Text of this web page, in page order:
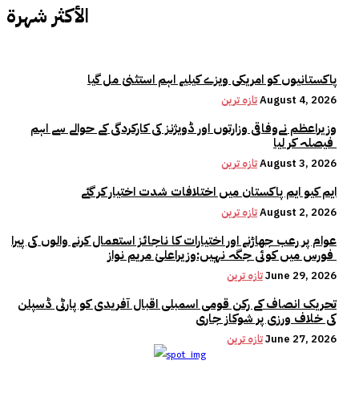
الأكثر شهرة
پاکستانیوں کو امریکی ویزے کیلیے اہم استثنیٰ مل گیا
تازہ ترینAugust 4, 2026
وزیراعظم نےوفاقی وزارتوں اور ڈویژنز کی کارکردگی کے حوالے سے اہم
تازہ ترینAugust 3, 2026
ایم کیو ایم پاکستان میں اختلافات شدت اختیار کر گئے
تازہ ترینAugust 2, 2026
عوام پر رعب جھاڑنے اور اختیارات کا ناجائز استعمال کرنے والوں کی پیرا
تازہ ترینJune 29, 2026
تحریک انصاف کے رکن قومی اسمبلی اقبال آفریدی کو پارٹی ڈسپلن
کی خلاف ورزی پر شوکاز جاری
تازہ ترینJune 27, 2026